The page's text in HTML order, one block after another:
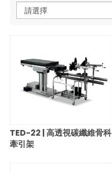
請選擇
TED-22 | 高透視碳纖維骨科
牽引架